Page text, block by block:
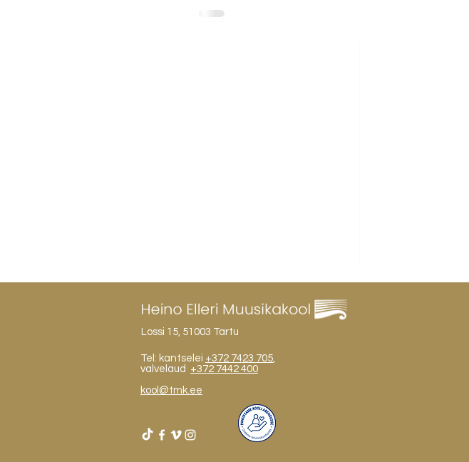
Teatriakadeemia kutsub
külla!
Lossi 15, 51003 Tartu
Tel: kantselei +372 7423 705
valvelaud +372 7442 400
kool@tmk.ee